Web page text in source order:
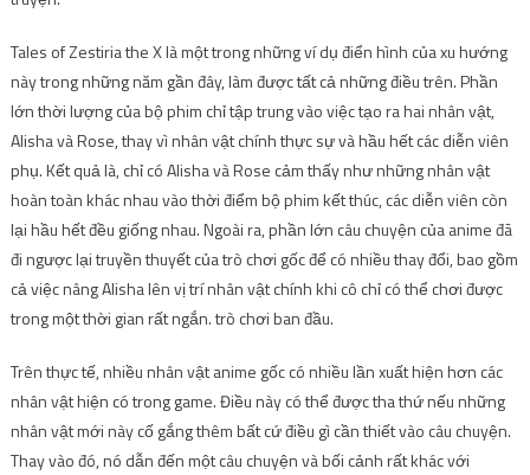
Tales of Zestiria the X là một trong những ví dụ điển hình của xu hướng
này trong những năm gần đây, làm được tất cả những điều trên. Phần
lớn thời lượng của bộ phim chỉ tập trung vào việc tạo ra hai nhân vật,
Alisha và Rose, thay vì nhân vật chính thực sự và hầu hết các diễn viên
phụ. Kết quả là, chỉ có Alisha và Rose cảm thấy như những nhân vật
hoàn toàn khác nhau vào thời điểm bộ phim kết thúc, các diễn viên còn
lại hầu hết đều giống nhau. Ngoài ra, phần lớn câu chuyện của anime đã
đi ngược lại truyền thuyết của trò chơi gốc để có nhiều thay đổi, bao gồm
cả việc nâng Alisha lên vị trí nhân vật chính khi cô chỉ có thể chơi được
trong một thời gian rất ngắn. trò chơi ban đầu.
Trên thực tế, nhiều nhân vật anime gốc có nhiều lần xuất hiện hơn các
nhân vật hiện có trong game. Điều này có thể được tha thứ nếu những
nhân vật mới này cố gắng thêm bất cứ điều gì cần thiết vào câu chuyện.
Thay vào đó, nó dẫn đến một câu chuyện và bối cảnh rất khác với